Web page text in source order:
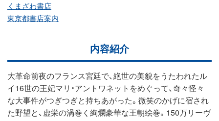
くまざわ書店
東京都書店案内
内容紹介
大革命前夜のフランス宮廷で、絶世の美貌をうたわれたル
イ16世の王妃マリ・アントワネットをめぐって、奇々怪々
な大事件がつぎつぎと持ちあがった。微笑のかげに宿され
た野望と、虚栄の渦巻く絢爛豪華な王朝絵巻。150万リーヴ